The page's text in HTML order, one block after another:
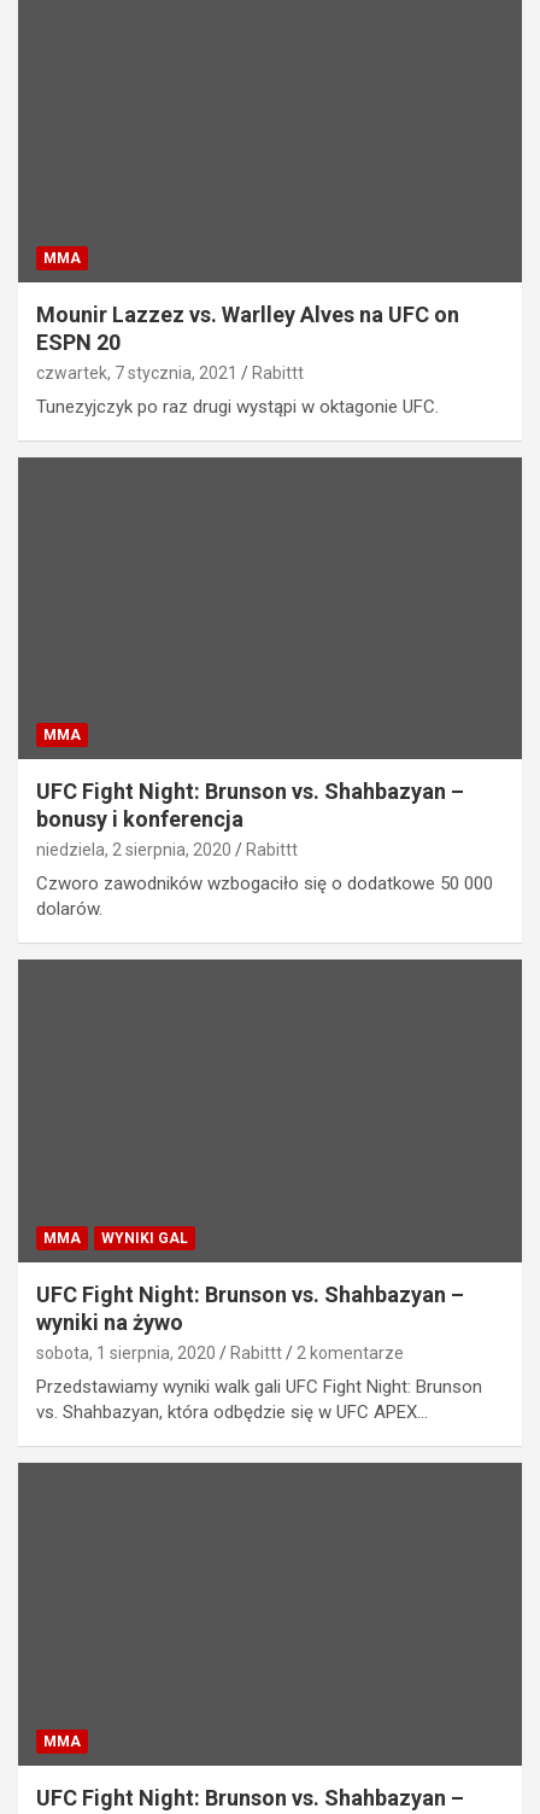
MMA
Mounir Lazzez vs. Warlley Alves na UFC on
ESPN 20
czwartek, 7 stycznia, 2021 Rabittt
Tunezyjczyk po raz drugi wystąpi w oktagonie UFC.
MMA
UFC Fight Night: Brunson vs. Shahbazyan –
bonusy i konferencja
niedziela, 2 sierpnia, 2020 Rabittt
Czworo zawodników wzbogaciło się o dodatkowe 50 000
dolarów.
MMA WYNIKI GAL
UFC Fight Night: Brunson vs. Shahbazyan –
wyniki na żywo
sobota, 1 sierpnia, 2020 Rabittt 2 komentarze
Przedstawiamy wyniki walk gali UFC Fight Night: Brunson
vs. Shahbazyan, która odbędzie się w UFC APEX…
MMA
UFC Fight Night: Brunson vs. Shahbazyan –